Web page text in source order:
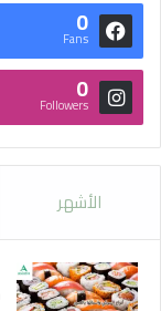
0
Fans
0
Followers
الأشهر